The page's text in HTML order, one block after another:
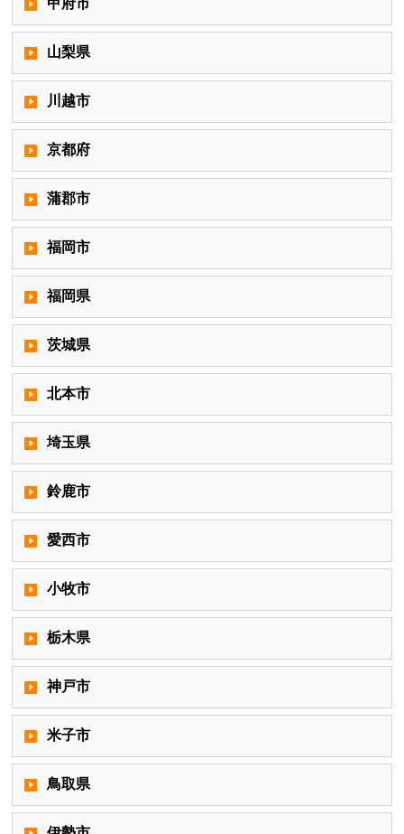
山梨県
川越市
京都府
蒲郡市
福岡市
福岡県
茨城県
北本市
埼玉県
鈴鹿市
愛西市
小牧市
栃木県
神戸市
米子市
鳥取県